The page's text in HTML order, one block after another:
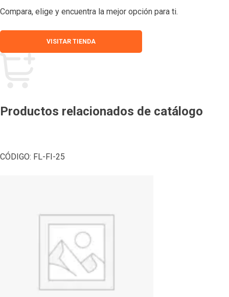
Compara, elige y encuentra la mejor opción para ti.
VISITAR TIENDA
Productos relacionados de catálogo
CÓDIGO: FL-FI-25